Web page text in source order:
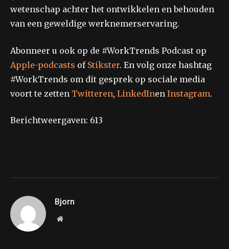
wetenschap achter het ontwikkelen en behouden
van een geweldige werknemerservaring.
Abonneer u ook op de #WorkTrends Podcast op
Apple-podcasts of Stikster. En volg onze hashtag
#WorkTrends om dit gesprek op sociale media
voort te zetten Twitteren, LinkedInen Instagram.
Berichtweergaven: 613
Bjorn
Website